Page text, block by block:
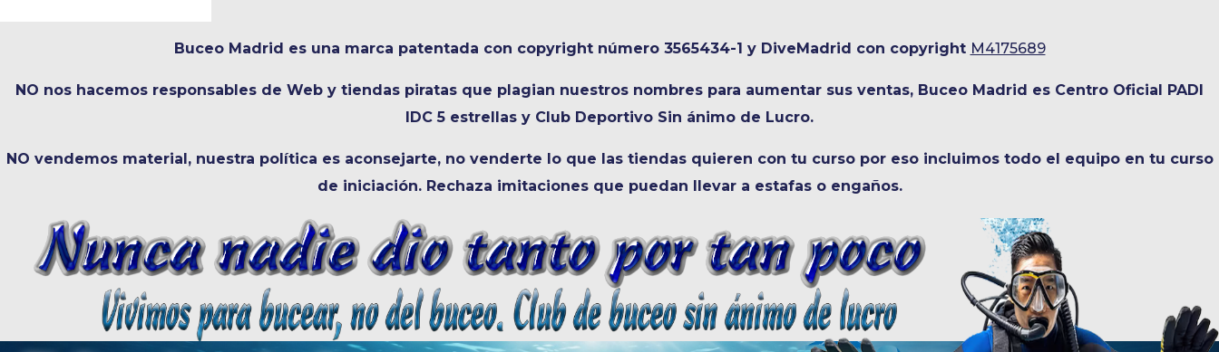
Buceo Madrid es una marca patentada con copyright número 3565434-1 y DiveMadrid con copyright M4175689
NO nos hacemos responsables de Web y tiendas piratas que plagian nuestros nombres para aumentar sus ventas, Buceo Madrid es Centro Oficial PADI
IDC 5 estrellas y Club Deportivo Sin ánimo de Lucro.
NO vendemos material, nuestra política es aconsejarte, no venderte lo que las tiendas quieren con tu curso por eso incluimos todo el equipo en tu curso
de iniciación. Rechaza imitaciones que puedan llevar a estafas o engaños.